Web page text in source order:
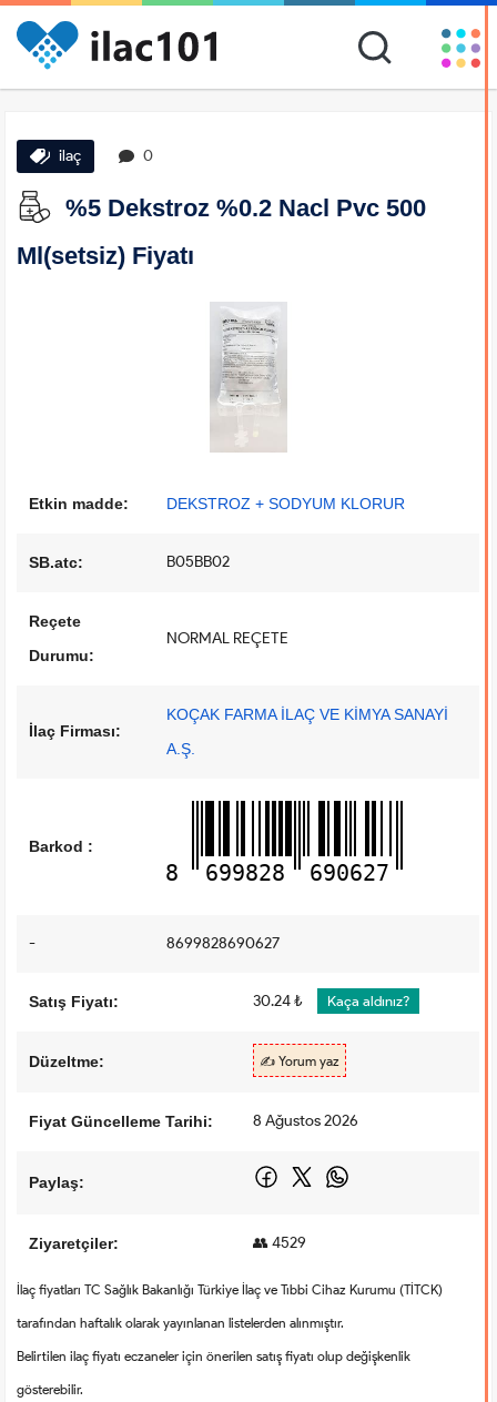
ilaç 0
%5 Dekstroz %0.2 Nacl Pvc 500
Ml(setsiz) Fiyatı
Etkin madde: DEKSTROZ + SODYUM KLORUR
SB.atc: B05BB02
Reçete
Durumu:
NORMAL REÇETE
İlaç Firması:
KOÇAK FARMA İLAÇ VE KİMYA SANAYİ
A.Ş.
Barkod :
8 699828 690627
- 8699828690627
Satış Fiyatı: 30.24 ₺ Kaça aldınız?
Düzeltme: ✍️ Yorum yaz
Fiyat Güncelleme Tarihi: 8 Ağustos 2026
Paylaş:
Ziyaretçiler: 👥 4529
İlaç fiyatları TC Sağlık Bakanlığı Türkiye İlaç ve Tıbbi Cihaz Kurumu (TİTCK)
tarafından haftalık olarak yayınlanan listelerden alınmıştır.
Belirtilen ilaç fiyatı eczaneler için önerilen satış fiyatı olup değişkenlik
gösterebilir.